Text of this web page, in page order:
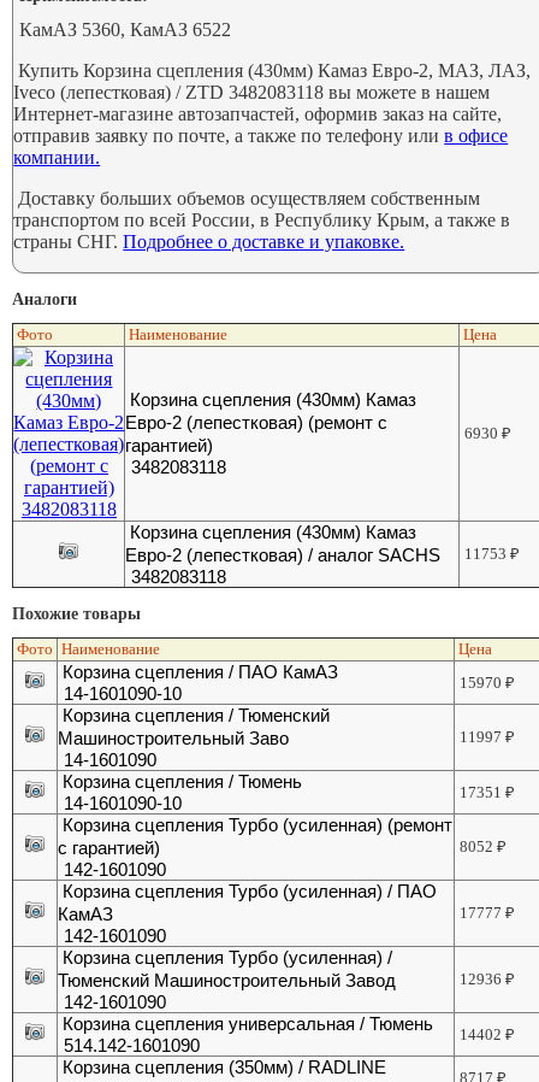
КамАЗ 5360, КамАЗ 6522
Купить Корзина сцепления (430мм) Камаз Евро-2, МАЗ, ЛАЗ,
Iveco (лепестковая) / ZTD 3482083118 вы можете в нашем
Интернет-магазине автозапчастей, оформив заказ на сайте,
отправив заявку по почте, а также по телефону илив офисе
компании.
Доставку больших объемов осуществляем собственным
транспортом по всей России, в Республику Крым, а также в
страны СНГ.Подробнее о доставке и упаковке.
Аналоги
Фото Наименование Цена
Корзина сцепления (430мм) Камаз
Евро-2 (лепестковая) (ремонт с
гарантией)
3482083118
6930₽
Корзина сцепления (430мм) Камаз
Евро-2 (лепестковая) / аналог SACHS
3482083118
11753₽
Похожие товары
Фото Наименование Цена
Корзина сцепления / ПАО КамАЗ
14-1601090-10
15970₽
Корзина сцепления / Тюменский
Машиностроительный Заво
14-1601090
11997₽
Корзина сцепления / Тюмень
14-1601090-10
17351₽
Корзина сцепления Турбо (усиленная) (ремонт
с гарантией)
142-1601090
8052₽
Корзина сцепления Турбо (усиленная) / ПАО
КамАЗ
142-1601090
17777₽
Корзина сцепления Турбо (усиленная) /
Тюменский Машиностроительный Завод
142-1601090
12936₽
Корзина сцепления универсальная / Тюмень
514.142-1601090
14402₽
Корзина сцепления (350мм) / RADLINE
8717₽